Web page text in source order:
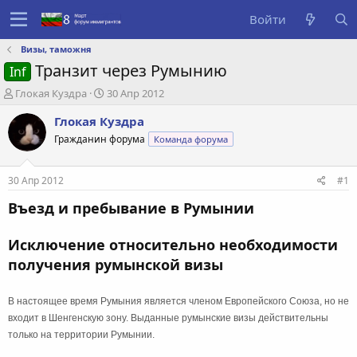
Войти
Визы, таможня
Inf Транзит через Румынию
А
т
о
р
т
е
ы
Глокая Куздра
Д
т
а
о
а
я
30 Апр 2012
Глокая Куздра
Гражданин форума Команда форума
30 Апр 2012 #1
Въезд и пребывание в Румынии
Исключение относительно необходимости
получения румынской визы
В настоящее время Румыния является членом Европейского Союза, но не
входит в Шенгенскую зону. Выданные румынские визы действительны
только на территории Румынии.